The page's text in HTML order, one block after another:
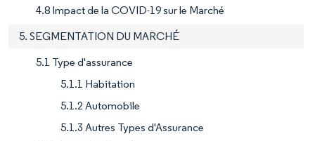
4.8 Impact de la COVID-19 sur le Marché
5. SEGMENTATION DU MARCHÉ
5.1 Type d'assurance
5.1.1 Habitation
5.1.2 Automobile
5.1.3 Autres Types d'Assurance